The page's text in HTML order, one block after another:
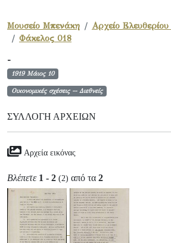
Μουσείο Μπενάκη
Αρχείο
Φάκελος 018
-
1919 Μάιος 10
Οικονομικές σχέσεις -- Διεθνείς
ΣΥΛΛΟΓΉ ΑΡΧΕΊΩΝ
Αρχεία εικόνας
Βλέπετε 1 - 2 (2) από τα 2